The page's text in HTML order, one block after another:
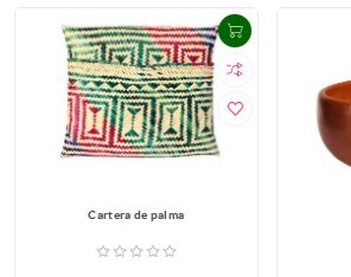
Cartera de palma